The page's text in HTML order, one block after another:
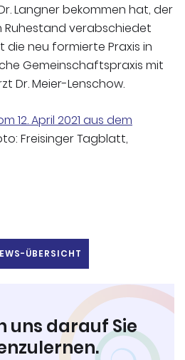
Langner bekommen hat, der
Ruhestand verabschiedet
die neu formierte Praxis in
Gemeinschaftspraxis mit
Dr. Meier-Lenschow.
12. April 2021 aus dem
Freisinger Tagblatt,
ÜBERSICHT
uns darauf Sie